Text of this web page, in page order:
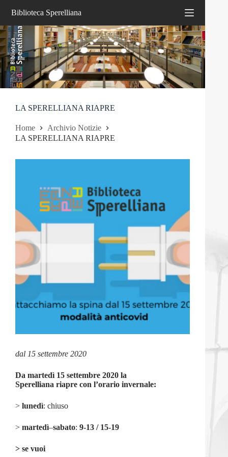
Biblioteca Sperelliana
LA SPERELLIANA RIAPRE
Home
Archivio Notizie
LA SPERELLIANA RIAPRE
dal 15 settembre 2020
Da martedì 15 settembre 2020 la
Sperelliana riapre con l’orario invernale:
> lunedì: chiuso
> martedì–sabato: 9-13 / 15-19
> se vuoi